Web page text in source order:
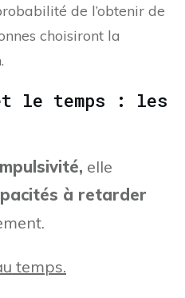
de l’obtenir de
choisiront la
le temps : les
elle
à retarder
temps.